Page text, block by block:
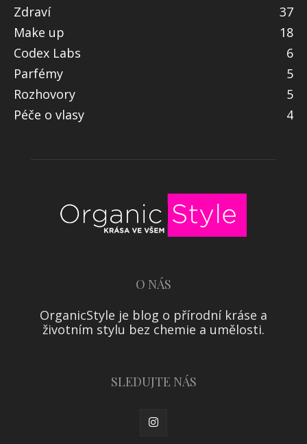
Zdraví
37
Make up
18
Codex Labs
6
Parfémy
5
Rozhovory
5
Péče o vlasy
4
O NÁS
OrganicStyle je blog o přírodní kráse a
životním stylu bez chemie a umělosti.
SLEDUJTE NÁS